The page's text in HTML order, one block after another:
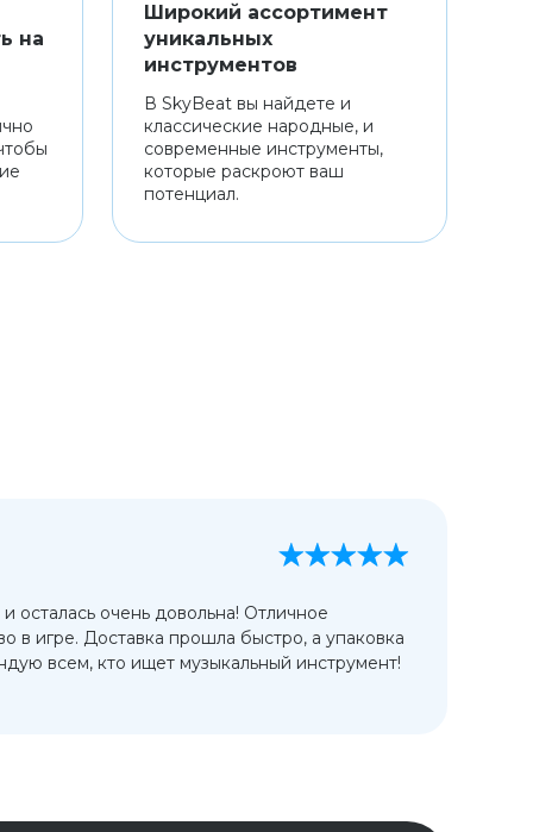
на
Широкий ассортимент
уникальных
инструментов
В SkyBeat вы найдете и
классические народные, и
современные инструменты,
которые раскроют ваш
потенциал.
осталась очень довольна! Отличное
в игре. Доставка прошла быстро, а упаковка
всем, кто ищет музыкальный инструмент!